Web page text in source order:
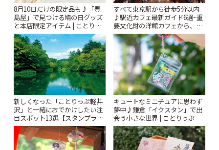
8月10日だけの限定品も♪「豊
島屋」で見つける鳩の日グッズ
と本店限定アイテム | ことりっ
ぷ
すべて東京駅から徒歩5分以内
♪駅近カフェ最新ガイド6選~重
要文化財の洋館カフェから、改
札すぐのレトロ喫茶まで~ | こと
りっぷ
新しくなった「ことりっぷ軽井
沢」と一緒におでかけしたい注
目スポット13選【スタンプラリ
ー開催中】 | ことりっぷ
キュートなミニチュアに思わず
夢中♪鎌倉「イクスタン」で出
会う小さな世界 | ことりっぷ